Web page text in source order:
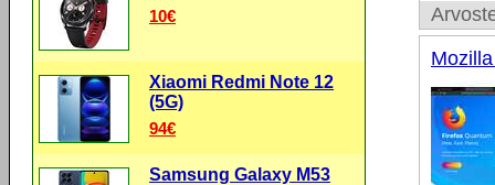
10€
Xiaomi Redmi Note 12
(5G)
94€
Samsung Galaxy M53